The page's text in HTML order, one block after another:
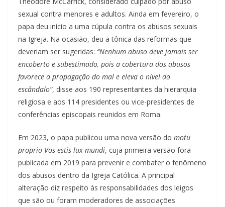
sexual contra menores e adultos. Ainda em fevereiro, o
papa deu início a uma cúpula contra os abusos sexuais
na Igreja. Na ocasião, deu a tônica das reformas que
deveriam ser sugeridas: “Nenhum abuso deve jamais ser
encoberto e subestimado, pois a cobertura dos abusos
favorece a propagação do mal e eleva o nível do
escândalo”, disse aos 190 representantes da hierarquia
religiosa e aos 114 presidentes ou vice-presidentes de
conferências episcopais reunidos em Roma.
Em 2023, o papa publicou uma nova versão do motu
proprio Vos estis lux mundi, cuja primeira versão fora
publicada em 2019 para prevenir e combater o fenômeno
dos abusos dentro da Igreja Católica. A principal
alteração diz respeito às responsabilidades dos leigos
que são ou foram moderadores de associações